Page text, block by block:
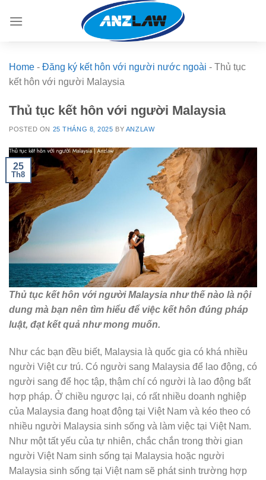
Home - Đăng ký kết hôn với người nước ngoài - Thủ tục
kết hôn với người Malaysia
Thủ tục kết hôn với người Malaysia
POSTED ON 25 THÁNG 8, 2025 BY ANZLAW
25
Th8
Thủ tục kết hôn với người Malaysia như thế nào là nội
dung mà bạn nên tìm hiểu để việc kết hôn đúng pháp
luật, đạt kết quả như mong muốn.
Như các bạn đều biết, Malaysia là quốc gia có khá nhiều
người Việt cư trú. Có người sang Malaysia để lao động, có
người sang để học tập, thậm chí có người là lao động bất
hợp pháp. Ở chiều ngược lại, có rất nhiều doanh nghiệp
của Malaysia đang hoạt động tại Việt Nam và kéo theo có
nhiều người Malaysia sinh sống và làm việc tại Việt Nam.
Như một tất yếu của tự nhiên, chắc chắn trong thời gian
người Việt Nam sinh sống tại Malaysia hoặc người
Malaysia sinh sống tại Việt nam sẽ phát sinh trường hợp